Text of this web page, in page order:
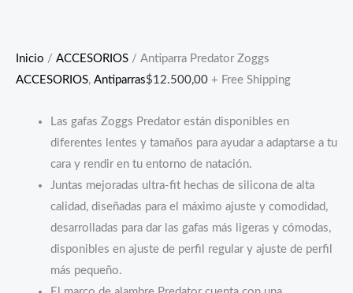
Inicio / ACCESORIOS / Antiparra Predator Zoggs
ACCESORIOS, Antiparras$12.500,00 + Free Shipping
Las gafas Zoggs Predator están disponibles en
diferentes lentes y tamaños para ayudar a adaptarse a tu
cara y rendir en tu entorno de natación.
Juntas mejoradas ultra-fit hechas de silicona de alta
calidad, diseñadas para el máximo ajuste y comodidad,
desarrolladas para dar las gafas más ligeras y cómodas,
disponibles en ajuste de perfil regular y ajuste de perfil
más pequeño.